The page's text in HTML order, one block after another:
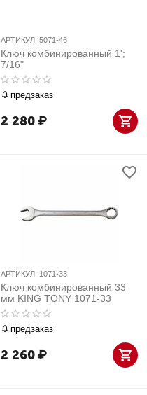
АРТИКУЛ: 5071-46
Ключ комбинированный 1';
7/16"
предзаказ
2 280₽
АРТИКУЛ: 1071-33
Ключ комбинированный 33
мм KING TONY 1071-33
предзаказ
2 260₽